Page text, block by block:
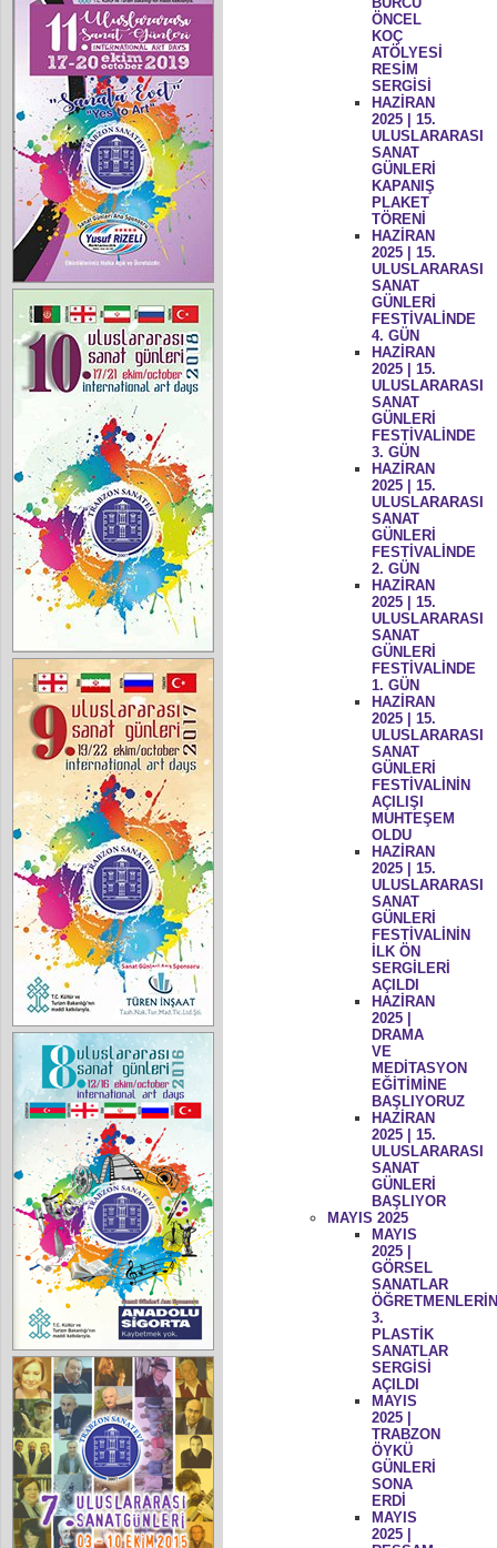
ÖNCEL
KOÇ
ATÖLYESİ
RESİM
SERGİSİ
HAZİRAN
2025 | 15.
ULUSLARARASI
SANAT
GÜNLERİ
KAPANIŞ
PLAKET
TÖRENİ
HAZİRAN
2025 | 15.
ULUSLARARASI
SANAT
GÜNLERİ
FESTİVALİNDE
4. GÜN
HAZİRAN
2025 | 15.
ULUSLARARASI
SANAT
GÜNLERİ
FESTİVALİNDE
3. GÜN
HAZİRAN
2025 | 15.
ULUSLARARASI
SANAT
GÜNLERİ
FESTİVALİNDE
2. GÜN
HAZİRAN
2025 | 15.
ULUSLARARASI
SANAT
GÜNLERİ
FESTİVALİNDE
1. GÜN
HAZİRAN
2025 | 15.
ULUSLARARASI
SANAT
GÜNLERİ
FESTİVALİNİN
AÇILIŞI
MUHTEŞEM
OLDU
HAZİRAN
2025 | 15.
ULUSLARARASI
SANAT
GÜNLERİ
FESTİVALİNİN
İLK ÖN
SERGİLERİ
AÇILDI
HAZİRAN
2025 |
DRAMA
VE
MEDİTASYON
EĞİTİMİNE
BAŞLIYORUZ
HAZİRAN
2025 | 15.
ULUSLARARASI
SANAT
GÜNLERİ
BAŞLIYOR
MAYIS 2025
MAYIS
2025 |
GÖRSEL
SANATLAR
3.
PLASTİK
SANATLAR
SERGİSİ
AÇILDI
MAYIS
2025 |
TRABZON
ÖYKÜ
GÜNLERİ
SONA
ERDİ
MAYIS
2025 |